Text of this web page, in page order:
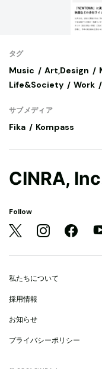
タグ
Music Art,Design
Life&Society
Work
サブメディア
Fika Kompass
CINRA,
Follow
私たちについて
採用情報
お知らせ
プライバシーポリシー